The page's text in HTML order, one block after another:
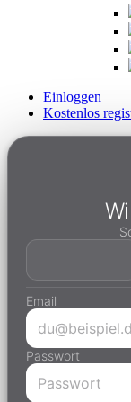
Einloggen
Kostenlos
Email
Passwort